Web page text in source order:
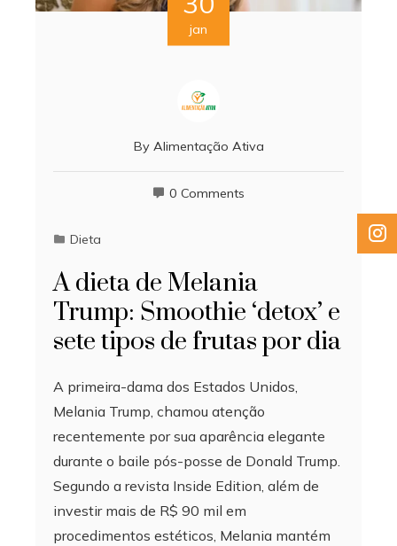
jan
By Alimentação Ativa
0 Comments
Dieta
A dieta de Melania
Trump: Smoothie ‘detox’ e
sete tipos de frutas por dia
A primeira-dama dos Estados Unidos,
Melania Trump, chamou atenção
recentemente por sua aparência elegante
durante o baile pós-posse de Donald Trump.
Segundo a revista Inside Edition, além de
investir mais de R$ 90 mil em
procedimentos estéticos, Melania mantém